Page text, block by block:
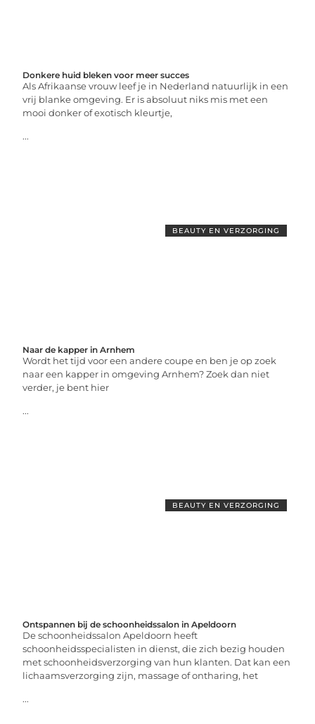
Donkere huid bleken voor meer succes
Als Afrikaanse vrouw leef je in Nederland natuurlijk in een
vrij blanke omgeving. Er is absoluut niks mis met een
mooi donker of exotisch kleurtje,
...
BEAUTY EN VERZORGING
Naar de kapper in Arnhem
Wordt het tijd voor een andere coupe en ben je op zoek
naar een kapper in omgeving Arnhem? Zoek dan niet
verder, je bent hier
...
BEAUTY EN VERZORGING
Ontspannen bij de schoonheidssalon in Apeldoorn
De schoonheidssalon Apeldoorn heeft
schoonheidsspecialisten in dienst, die zich bezig houden
met schoonheidsverzorging van hun klanten. Dat kan een
lichaamsverzorging zijn, massage of ontharing, het
...